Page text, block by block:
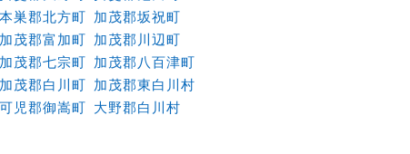
本巣郡北方町 加茂郡坂祝町
加茂郡富加町 加茂郡川辺町
加茂郡七宗町 加茂郡八百津町
加茂郡白川町 加茂郡東白川村
可児郡御嵩町 大野郡白川村